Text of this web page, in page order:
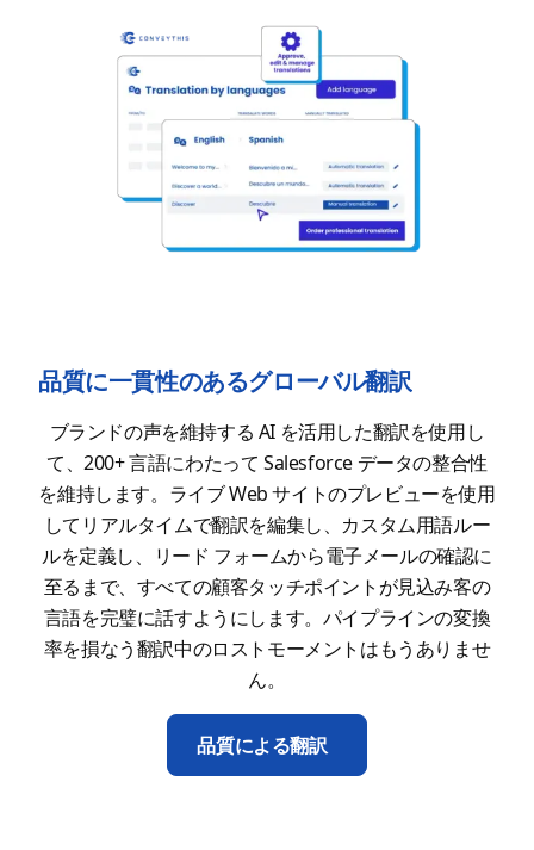
品質に一貫性のあるグローバル翻訳
ブランドの声を維持する AI を活用した翻訳を使用し
て、200+ 言語にわたって Salesforce データの整合性
を維持します。ライブ Web サイトのプレビューを使用
してリアルタイムで翻訳を編集し、カスタム用語ルー
ルを定義し、リード フォームから電子メールの確認に
至るまで、すべての顧客タッチポイントが見込み客の
言語を完璧に話すようにします。パイプラインの変換
率を損なう翻訳中のロストモーメントはもうありませ
ん。
品質による翻訳